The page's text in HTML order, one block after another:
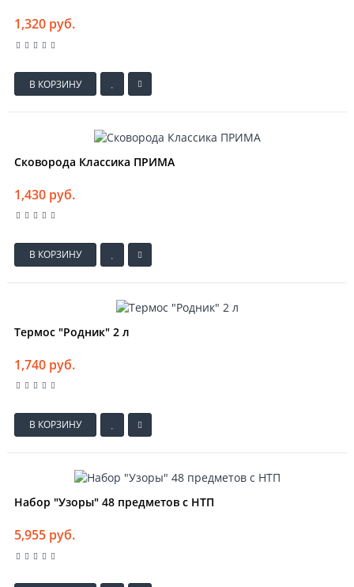
1,320 руб.
В КОРЗИНУ
Сковорода Классика ПРИМА
1,430 руб.
В КОРЗИНУ
Термос "Родник" 2 л
1,740 руб.
В КОРЗИНУ
Набор "Узоры" 48 предметов с НТП
5,955 руб.